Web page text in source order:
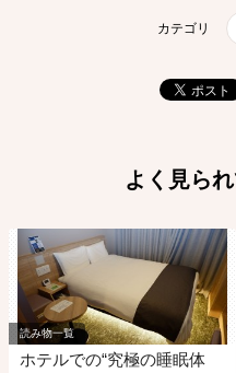
カテゴリ
よく見ら
読み物一覧
ホテルでの“究極の睡眠体